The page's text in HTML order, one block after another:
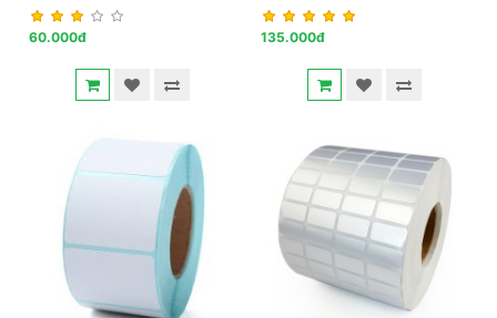
60.000đ 135.000đ